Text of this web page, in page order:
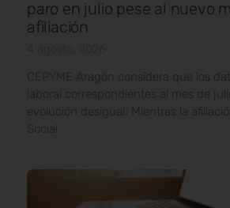
paro en julio pese al nuevo
afiliación
CEPYME Aragón considera que los
laboral correspondientes al mes de
evolución desigual. Mientras la
Social